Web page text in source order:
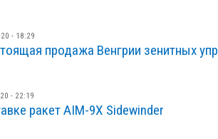
- 18:29
продажа Венгрии зенитных
- 22:19
ракет AIM-9X Sidewinder